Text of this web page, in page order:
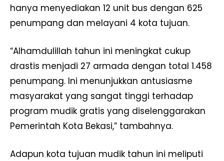
hanya menyediakan 12 unit bus dengan 625
penumpang dan melayani 4 kota tujuan.
“Alhamdulillah tahun ini meningkat cukup
drastis menjadi 27 armada dengan total 1.458
penumpang. Ini menunjukkan antusiasme
masyarakat yang sangat tinggi terhadap
program mudik gratis yang diselenggarakan
Pemerintah Kota Bekasi,” tambahnya.
Adapun kota tujuan mudik tahun ini meliputi